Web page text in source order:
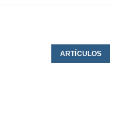
ARTÍCULOS